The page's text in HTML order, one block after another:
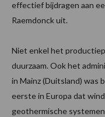
effectief bijdragen aan
Raemdonck uit.
Niet enkel het
duurzaam. Ook het
in Mainz (Duitsland) was
eerste in Europa dat
geothermische